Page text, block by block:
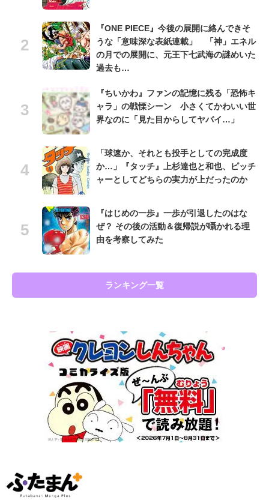
『ONE PIECE』今後の展開に絡んできそ
うな「意味深な表紙連載」 「神」エネル
の月での展開に、元王下七武海の謎めいた
過去も…
『ちいかわ』ファンの記憶に残る「恐怖キ
ャラ」の戦慄シーン 小さくてかわいい世
界なのに「見た目からしてヤバイ…」
「球速か、それとも投手としての完成度
か…」『タッチ』上杉達也と和也、ピッチ
ャーとしてどちらの実力が上だったのか
『はじめの一歩』一歩が引退したのはな
ぜ？ その後の活動＆復帰説が囁かれる理
由を考察してみた
ランキング一覧